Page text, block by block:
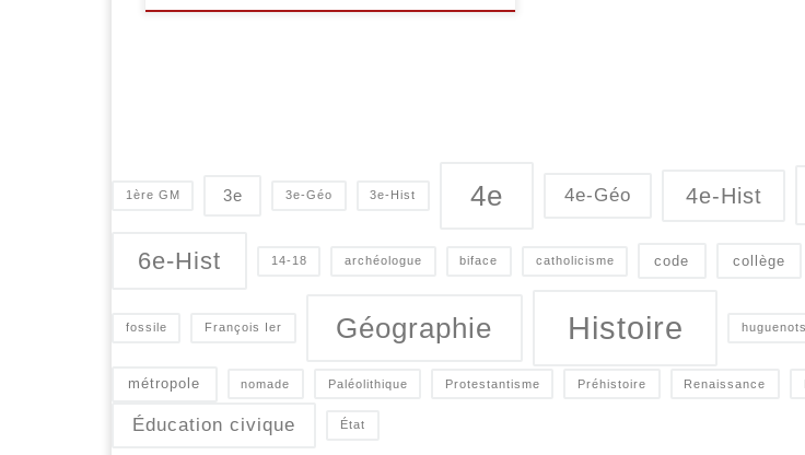
1ère GM 3e 3e-Géo 3e-Hist 4e 4e-Géo 4e-Hist
6e-Hist 14-18 archéologue biface catholicisme code collège
fossile François Ier Géographie Histoire huguenots
métropole nomade Paléolithique Protestantisme Préhistoire Renaissance
Éducation civique État